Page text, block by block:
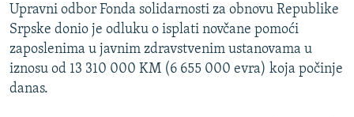
TV LIBERTY
POST SCRIPTUM
MOJA EVROPA
TRI DECENIJE OD RATA U BIH
Sve RFE/RL stranice
Upravni odbor Fonda solidarnosti za obnovu Republike
Srpske donio je odluku o isplati novčane pomoći
zaposlenima u javnim zdravstvenim ustanovama u
iznosu od 13 310 000 KM (6 655 000 evra) koja počinje
danas.